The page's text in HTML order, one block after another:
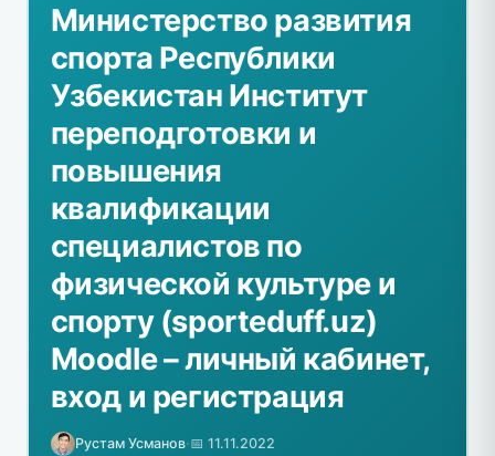
Министерство развития
спорта Республики
Узбекистан Институт
переподготовки и
повышения
квалификации
специалистов по
физической культуре и
спорту (sporteduff.uz)
Moodle – личный кабинет,
вход и регистрация
Рустам Усманов·📅 11.11.2022